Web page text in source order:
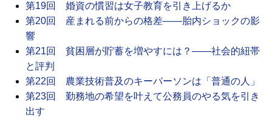
第19回 婚資の慣習は女子教育を引き上げるか
第20回 産まれる前からの格差――胎内ショックの影
響
第21回 貧困層が貯蓄を増やすには？――社会的紐帯
と評判
第22回 農業技術普及のキーパーソンは「普通の人」
第23回 勤務地の希望を叶えて公務員のやる気を引き
出す